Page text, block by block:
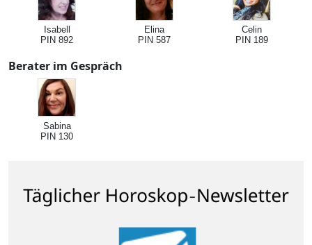
Isabell
PIN 892
Elina
PIN 587
Celin
PIN 189
Berater im Gespräch
Sabina
PIN 130